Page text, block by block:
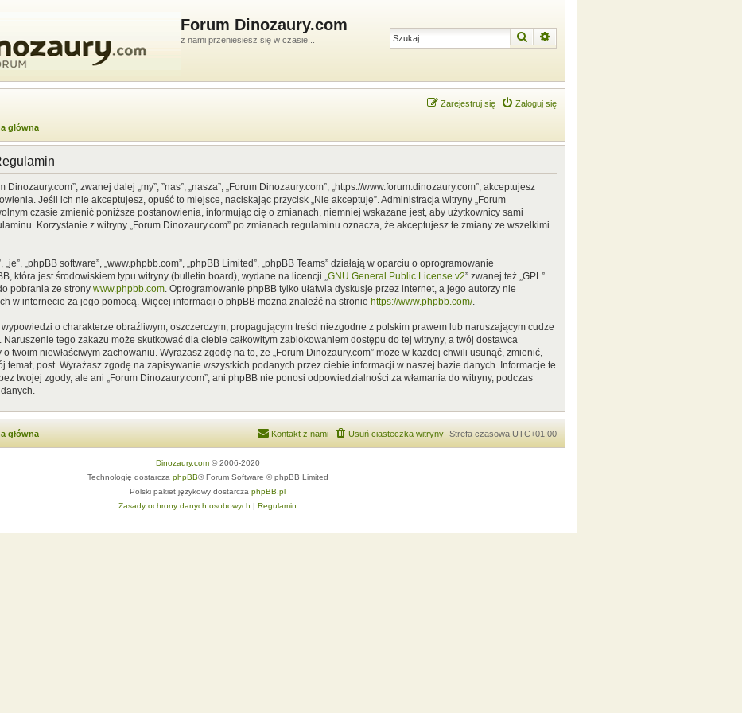
Forum Dinozaury.com
z nami przeniesiesz się w czasie... Szukaj
Zaloguj się
Zarejestruj się
główna
zwanej dalej „my”, ”nas”, „nasza”, „Forum Dinozaury.com”, „https://www.forum.dinozaury.com”, akceptujesz
Jeśli ich nie akceptujesz, opuść to miejsce, naciskając przycisk „Nie akceptuję”. Administracja witryny „Forum
czasie zmienić poniższe postanowienia, informując cię o zmianach, niemniej wskazane jest, aby użytkownicy sami
Korzystanie z witryny „Forum Dinozaury.com” po zmianach regulaminu oznacza, że akceptujesz te zmiany ze wszelkimi
„je”, „phpBB software”, „www.phpbb.com”, „phpBB Limited”, „phpBB Teams” działają w oparciu o oprogramowanie
która jest środowiskiem typu witryny (bulletin board), wydane na licencji „GNU General Public License v2” zwanej też „GPL”.
pobrania ze strony www.phpbb.com. Oprogramowanie phpBB tylko ułatwia dyskusje przez internet, a jego autorzy nie
w internecie za jego pomocą. Więcej informacji o phpBB można znaleźć na stronie https://www.phpbb.com/.
o charakterze obraźliwym, oszczerczym, propagującym treści niezgodne z polskim prawem lub naruszającym cudze
tego zakazu może skutkować dla ciebie całkowitym zablokowaniem dostępu do tej witryny, a twój dostawca
twoim niewłaściwym zachowaniu. Wyrażasz zgodę na to, że „Forum Dinozaury.com” może w każdej chwili usunąć, zmienić,
temat, post. Wyrażasz zgodę na zapisywanie wszystkich podanych przez ciebie informacji w naszej bazie danych. Informacje te
twojej zgody, ale ani „Forum Dinozaury.com”, ani phpBB nie ponosi odpowiedzialności za włamania do witryny, podczas
główna Strefa czasowa UTC+01:00
Usuń ciasteczka witryny
Kontakt z nami
Dinozaury.com© 2006-2020
Technologię dostarcza phpBB® Forum Software © phpBB Limited
Polski pakiet językowy dostarcza phpBB.pl
Zasady ochrony danych osobowych | Regulamin